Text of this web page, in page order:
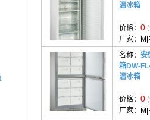
温冰箱
价格： 0
厂家： M|
名称： 安
箱DW-
温冰箱
价格： 0
厂家： M|